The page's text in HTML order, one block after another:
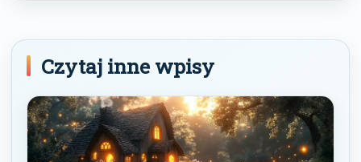
Czytaj inne wpisy